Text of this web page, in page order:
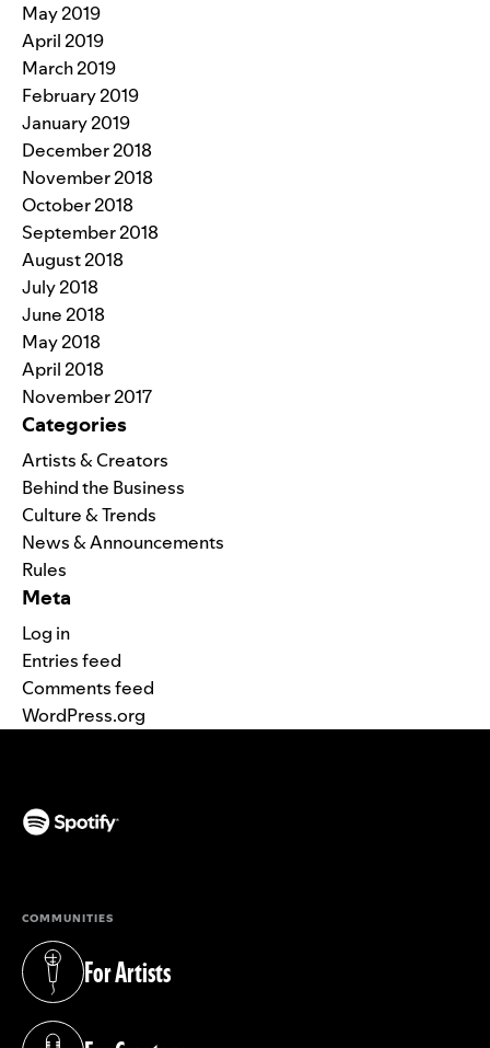
May 2019
April 2019
March 2019
February 2019
January 2019
December 2018
November 2018
October 2018
September 2018
August 2018
July 2018
June 2018
May 2018
April 2018
November 2017
Categories
Artists & Creators
Behind the Business
Culture & Trends
News & Announcements
Rules
Meta
Log in
Entries feed
Comments feed
WordPress.org
COMMUNITIES
For Artists
(opens in a new tab)